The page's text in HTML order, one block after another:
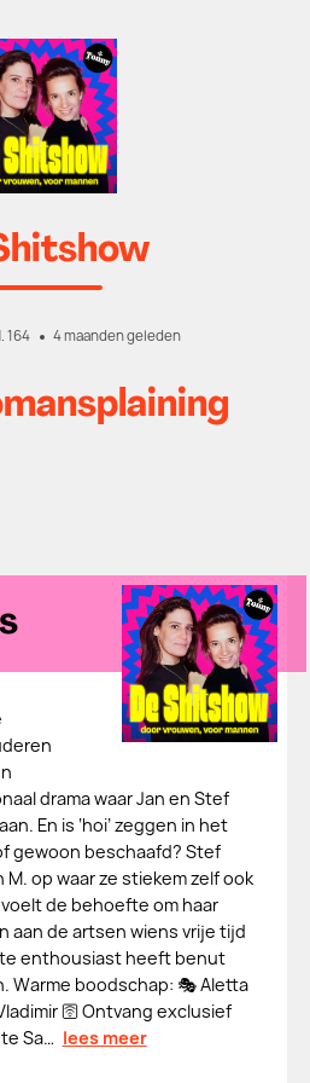
164 4 maanden geleden
drama waar Jan en Stef
En is ‘hoi’ zeggen in het
gewoon beschaafd? Stef
op waar ze stiekem zelf ook
de behoefte om haar
aan de artsen wiens vrije tijd
enthousiast heeft benut
Warme boodschap: 🎭 Aletta
🛜 Ontvang exclusief
Sa… lees meer